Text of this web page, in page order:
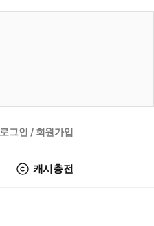
로그인 / 회원가입
캐시충전